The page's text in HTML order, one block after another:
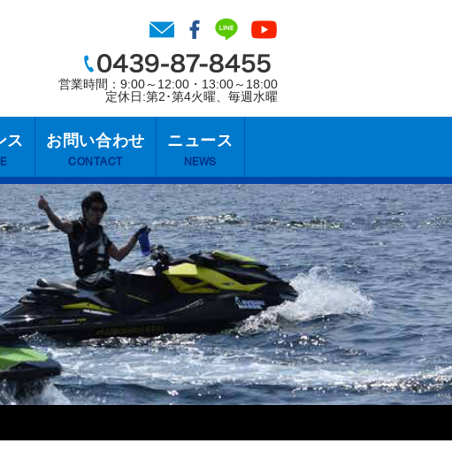
営業時間：9:00～12:00・13:00～18:00
定休日:第2･第4火曜、毎週水曜
ス お問い合わせ
CONTACT
ニュース
NEWS